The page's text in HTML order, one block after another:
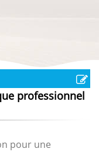
professionnel
pour une